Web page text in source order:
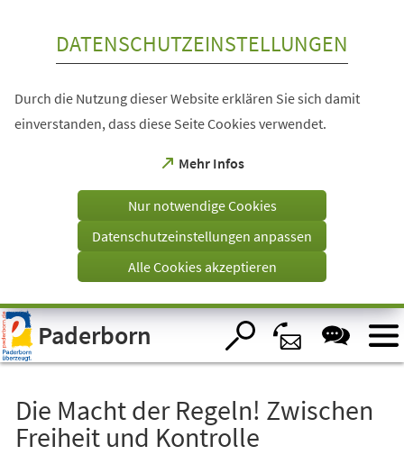
Visuelle
Assistenzsoftware
öffnen.
DATENSCHUTZEINSTELLUNGEN
Durch die Nutzung dieser Website erklären Sie sich damit
einverstanden, dass diese Seite Cookies verwendet.
Mehr Infos
(Öffnet
einem
Tab)
Nur notwendige Cookies
Datenschutzeinstellungen anpassen
Alle Cookies akzeptieren
Paderborn
Die Macht der Regeln! Zwischen
Freiheit und Kontrolle